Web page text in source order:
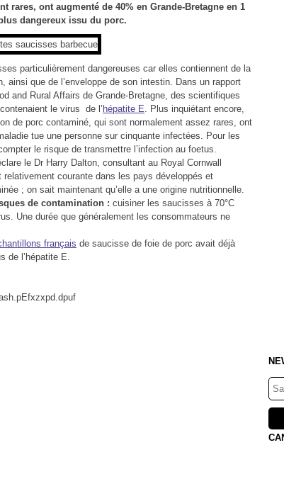
rares, ont augmenté de 40% en Grande-Bretagne en 1
dangereux issu du porc.
particulièrement dangereuses car elles contiennent de la
que de l’enveloppe de son intestin. Dans un rapport
and Rural Affairs de Grande-Bretagne, des scientifiques
le virus de l’hépatite E. Plus inquiétant encore,
de porc contaminé, qui sont normalement assez rares, ont
tue une personne sur cinquante infectées. Pour les
le risque de transmettre l’infection au foetus.
le Dr Harry Dalton, consultant au Royal Cornwall
relativement courante dans les pays développés et
; on sait maintenant qu’elle a une origine nutritionnelle.
de contamination : cuisiner les saucisses à 70°C
Une durée que généralement les consommateurs ne
français de saucisse de foie de porc avait déjà
de l’hépatite E.